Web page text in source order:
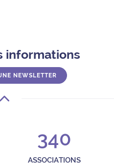
informations
NEWSLETTER
340
ASSOCIATIONS